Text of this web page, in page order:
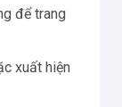
để trang
xuất hiện